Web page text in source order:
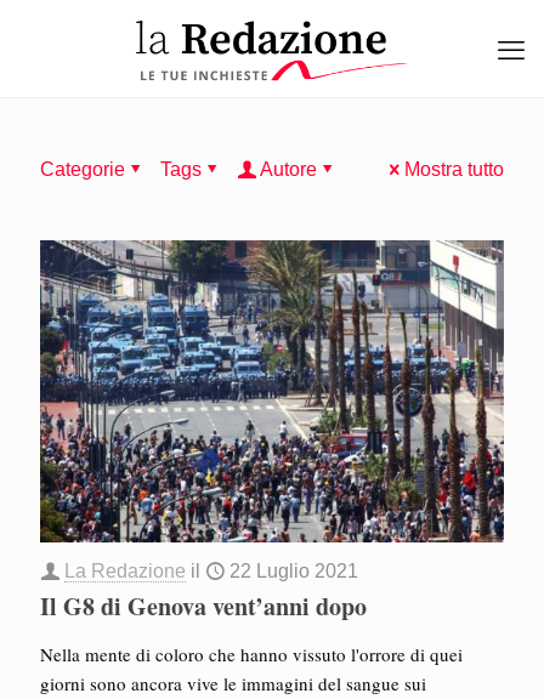
Categorie Tags Autore Mostra tutto
La Redazione il 22 Luglio 2021
Il G8 di Genova vent’anni dopo
Nella mente di coloro che hanno vissuto l'orrore di quei
giorni sono ancora vive le immagini del sangue sui